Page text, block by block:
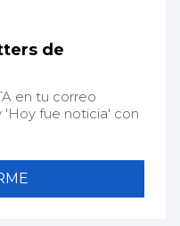
de
en tu correo
'Hoy fue noticia' con